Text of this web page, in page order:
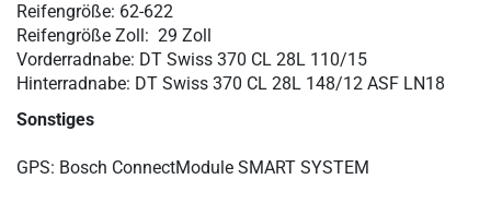
Reifengröße: 62-622
Reifengröße Zoll: 29 Zoll
Vorderradnabe: DT Swiss 370 CL 28L 110/15
Hinterradnabe: DT Swiss 370 CL 28L 148/12 ASF LN18
Sonstiges
GPS: Bosch ConnectModule SMART SYSTEM